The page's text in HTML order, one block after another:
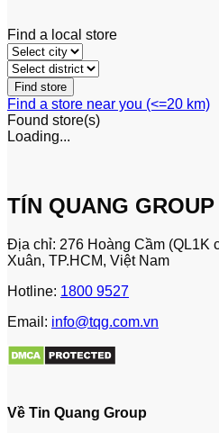
Find a local store
Find a store near you (<=20 km)
Found store(s)
Loading...
TÍN QUANG GROUP
Địa chỉ: 276 Hoàng Cầm (QL1K
Xuân, TP.HCM, Việt Nam
Hotline: 1800 9527
Email: info@tqg.com.vn
Về Tin Quang Group